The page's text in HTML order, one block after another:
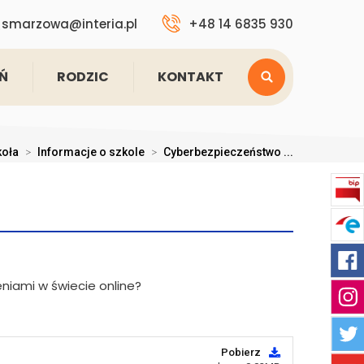
+48 14 6835 930
RODZIC KONTAKT
> Informacje o szkole > Cyberbezpieczeństwo ...
Pobierz